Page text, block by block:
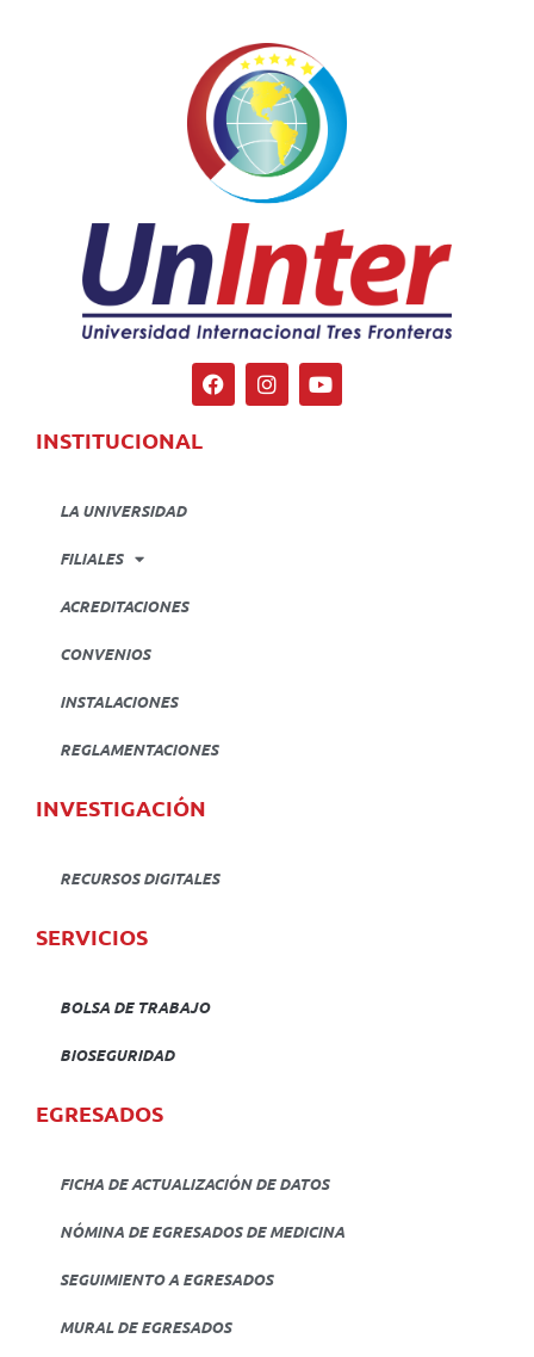
INSTITUCIONAL
LA UNIVERSIDAD
FILIALES
ACREDITACIONES
CONVENIOS
INSTALACIONES
REGLAMENTACIONES
INVESTIGACIÓN
RECURSOS DIGITALES
SERVICIOS
BOLSA DE TRABAJO
BIOSEGURIDAD
EGRESADOS
FICHA DE ACTUALIZACIÓN DE DATOS
NÓMINA DE EGRESADOS DE MEDICINA
SEGUIMIENTO A EGRESADOS
MURAL DE EGRESADOS